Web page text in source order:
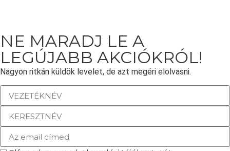
NE MARADJ LE A
LEGÚJABB AKCIÓKRÓL!
Nagyon ritkán küldök levelet, de azt megéri elolvasni.